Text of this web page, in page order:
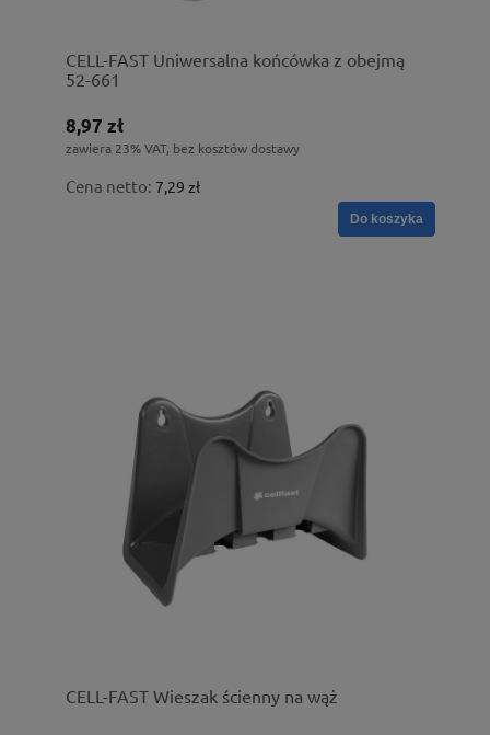
CELL-FAST Uniwersalna końcówka z obejmą
52-661
8,97 zł
zawiera 23% VAT, bez kosztów dostawy
Cena netto: 7,29 zł
Do koszyka
CELL-FAST Wieszak ścienny na wąż